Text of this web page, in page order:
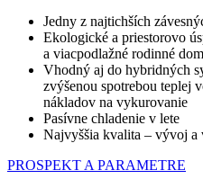
Jedny z najtichších
Ekologické a priestorovo
a viacpodlažné rodinné
Vhodný aj do hybridných
zvýšenou spotrebou teplej
nákladov na vykurovanie
Pasívne chladenie v lete
Najvyššia kvalita – vývoj a
PROSPEKT A PARAMETRE